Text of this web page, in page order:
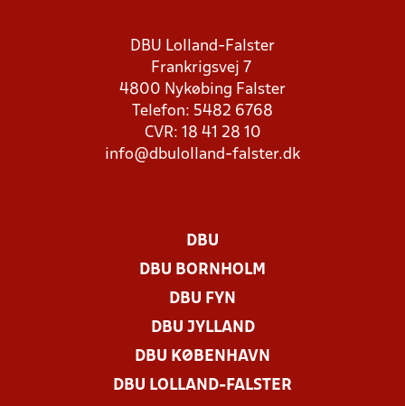
DBU Lolland-Falster
Frankrigsvej 7
4800 Nykøbing Falster
Telefon: 5482 6768
CVR: 18 41 28 10
info@dbulolland-falster.dk
DBU
DBU BORNHOLM
DBU FYN
DBU JYLLAND
DBU KØBENHAVN
DBU LOLLAND-FALSTER